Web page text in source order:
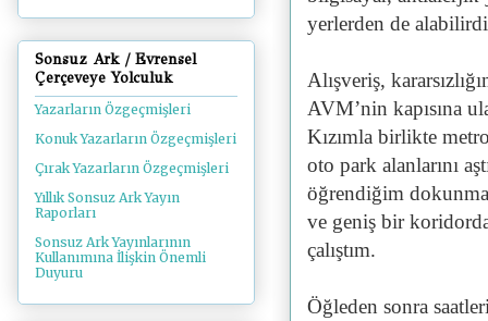
yerlerden de
Alışveriş,
AVM’nin kapısına
Kızımla birlikte
oto park alanlarını
öğrendiğim
ve geniş bir
çalıştım.
Öğleden sonra
Sonsuz Ark / Evrensel
Çerçeveye Yolculuk
Yazarların Özgeçmişleri
Konuk Yazarların Özgeçmişleri
Çırak Yazarların Özgeçmişleri
Yıllık Sonsuz Ark Yayın
Raporları
Sonsuz Ark Yayınlarının
Kullanımına İlişkin Önemli
Duyuru